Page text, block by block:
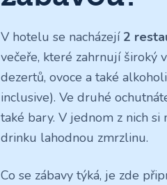
V hotelu se nacházejí 2
večeře, které zahrnují široký
dezertů, ovoce a také
inclusive). Ve druhé
také bary. V jednom z nich
drinku lahodnou zmrzlinu.
Co se zábavy týká, je zde